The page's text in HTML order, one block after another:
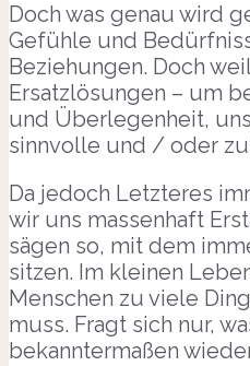
Doch was genau wird
Gefühle und
Beziehungen. Doch
Ersatzlösungen – um
und Überlegenheit,
sinnvolle und / oder
Da jedoch Letzteres
wir uns massenhaft
sägen so, mit dem
sitzen. Im kleinen
Menschen zu viele
muss. Fragt sich nur,
bekanntermaßen